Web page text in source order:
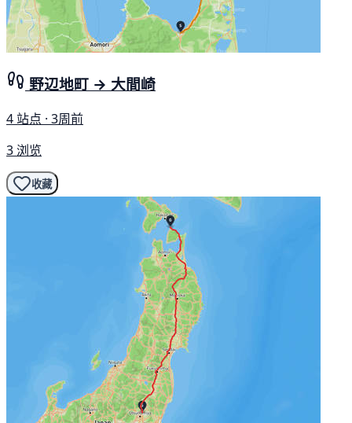
野辺地町 → 大間崎
4 站点 · 3周前
3 浏览
收藏